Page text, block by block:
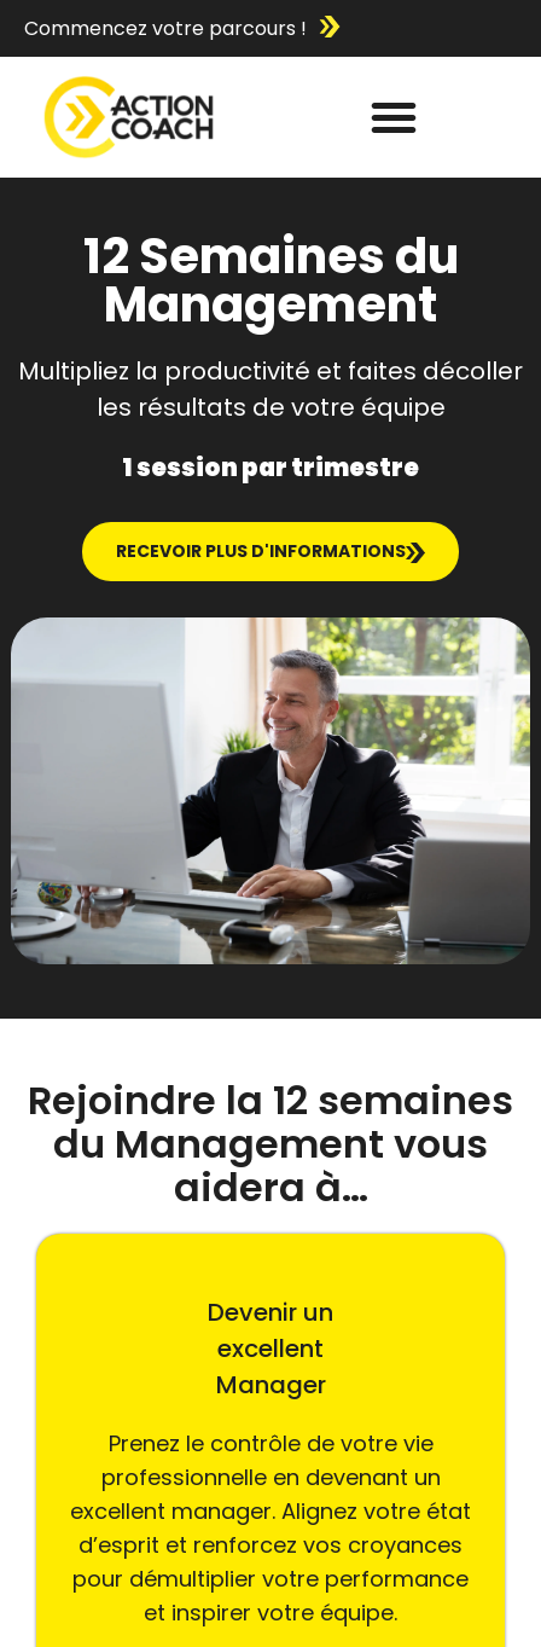
Commencez votre parcours !
12 Semaines du
Management
Multipliez la productivité et faites décoller
les résultats de votre équipe
1 session par trimestre
RECEVOIR PLUS D'INFORMATIONS
Rejoindre la 12 semaines
du Management vous
aidera à…
Devenir un
excellent
Manager
Prenez le contrôle de votre vie
professionnelle en devenant un
excellent manager. Alignez votre état
d’esprit et renforcez vos croyances
pour démultiplier votre performance
et inspirer votre équipe.